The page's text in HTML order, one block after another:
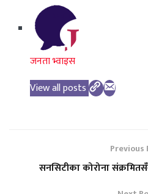
जनता भ्वाइस
View all posts
Previous
सनसिटीका कोरोना